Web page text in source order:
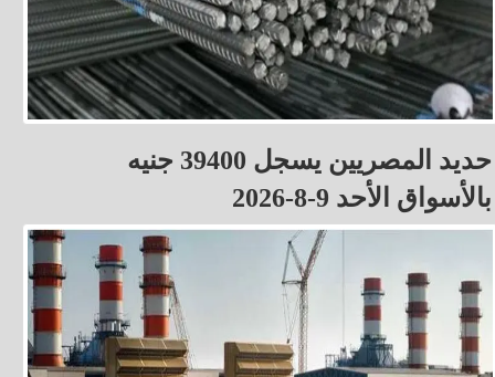
حديد المصريين يسجل 39400 جنيه
بالأسواق الأحد 9-8-2026